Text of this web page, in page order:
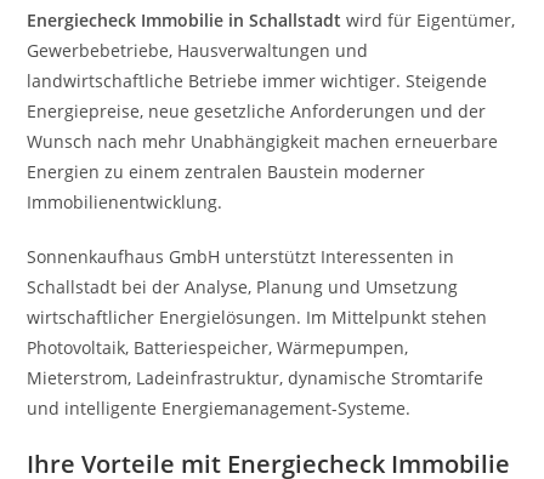
Energiecheck Immobilie in Schallstadt wird für Eigentümer,
Gewerbebetriebe, Hausverwaltungen und
landwirtschaftliche Betriebe immer wichtiger. Steigende
Energiepreise, neue gesetzliche Anforderungen und der
Wunsch nach mehr Unabhängigkeit machen erneuerbare
Energien zu einem zentralen Baustein moderner
Immobilienentwicklung.
Sonnenkaufhaus GmbH unterstützt Interessenten in
Schallstadt bei der Analyse, Planung und Umsetzung
wirtschaftlicher Energielösungen. Im Mittelpunkt stehen
Photovoltaik, Batteriespeicher, Wärmepumpen,
Mieterstrom, Ladeinfrastruktur, dynamische Stromtarife
und intelligente Energiemanagement-Systeme.
Ihre Vorteile mit Energiecheck Immobilie